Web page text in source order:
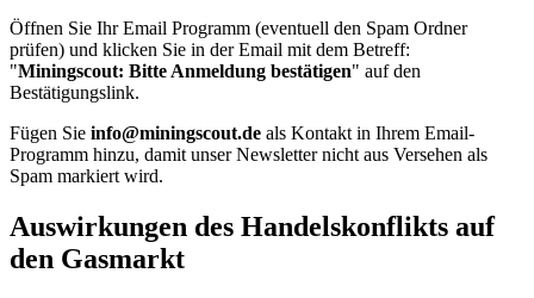
Öffnen Sie Ihr Email Programm (eventuell den Spam Ordner
prüfen) und klicken Sie in der Email mit dem Betreff:
"Miningscout: Bitte Anmeldung bestätigen" auf den
Bestätigungslink.
Fügen Sie info@miningscout.de als Kontakt in Ihrem Email-
Programm hinzu, damit unser Newsletter nicht aus Versehen als
Spam markiert wird.
Auswirkungen des Handelskonflikts auf
den Gasmarkt